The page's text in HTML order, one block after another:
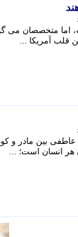
اما متخصصان می
قلب آمریکا ...
بین مادر و
انسان است؛ ...